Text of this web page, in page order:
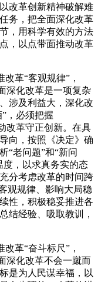
改革创新精神破解难
务，把全面深化改革
，用科学有效的方法
，以点带面推动改革
革“客观规律”，
深化改革是一项复杂
涉及利益大，深化改
，必须把握
改革守正创新。在具
向，按照《决定》确
“老问题”和“新问
度，以求真务实的态
分考虑改革的时间跨
观规律、影响大局稳
性，积极稳妥推进各
结经验、吸取教训，
革“奋斗标尺”，
深化改革不会一蹴而
是为人民谋幸福，以